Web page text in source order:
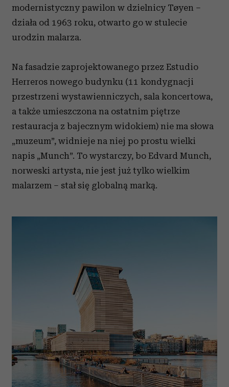
modernistyczny pawilon w dzielnicy Tøyen –
działa od 1963 roku, otwarto go w stulecie
urodzin malarza.
Na fasadzie zaprojektowanego przez Estudio
Herreros nowego budynku (11 kondygnacji
przestrzeni wystawienniczych, sala koncertowa,
a także umieszczona na ostatnim piętrze
restauracja z bajecznym widokiem) nie ma słowa
„muzeum”, widnieje na niej po prostu wielki
napis „Munch”. To wystarczy, bo Edvard Munch,
norweski artysta, nie jest już tylko wielkim
malarzem – stał się globalną marką.